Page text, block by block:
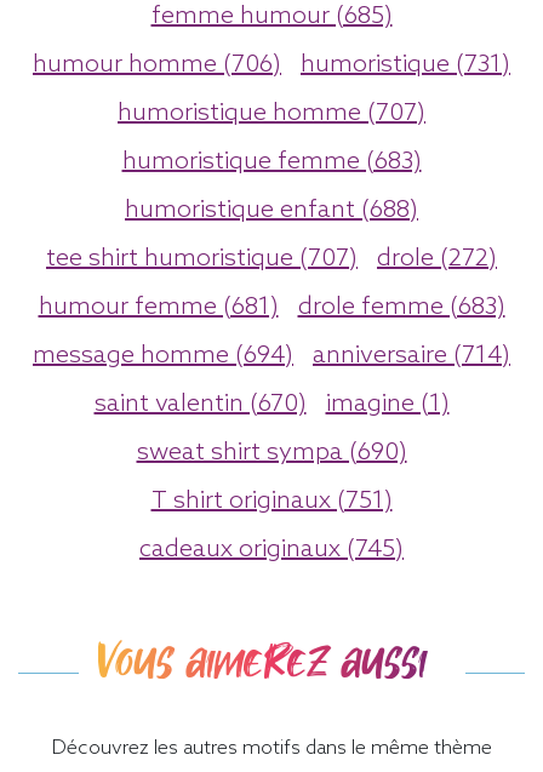
femme humour (685)
humour homme (706)
humoristique (731)
humoristique homme (707)
humoristique femme (683)
humoristique enfant (688)
tee shirt humoristique (707)
drole (272)
humour femme (681)
drole femme (683)
message homme (694)
anniversaire (714)
saint valentin (670)
imagine (1)
sweat shirt sympa (690)
T shirt originaux (751)
cadeaux originaux (745)
Vous aimerez aussi
Découvrez les autres motifs dans le même thème